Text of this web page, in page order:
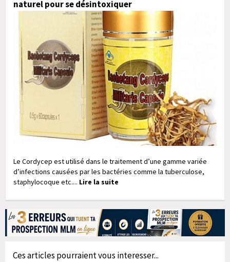
naturel pour se désintoxiquer
Le Cordycep est utilisé dans le traitement d’une gamme variée
d’infections causées par les bactéries comme la tuberculose,
staphylocoque etc.... Lire la suite
Ces articles pourraient vous interesser...